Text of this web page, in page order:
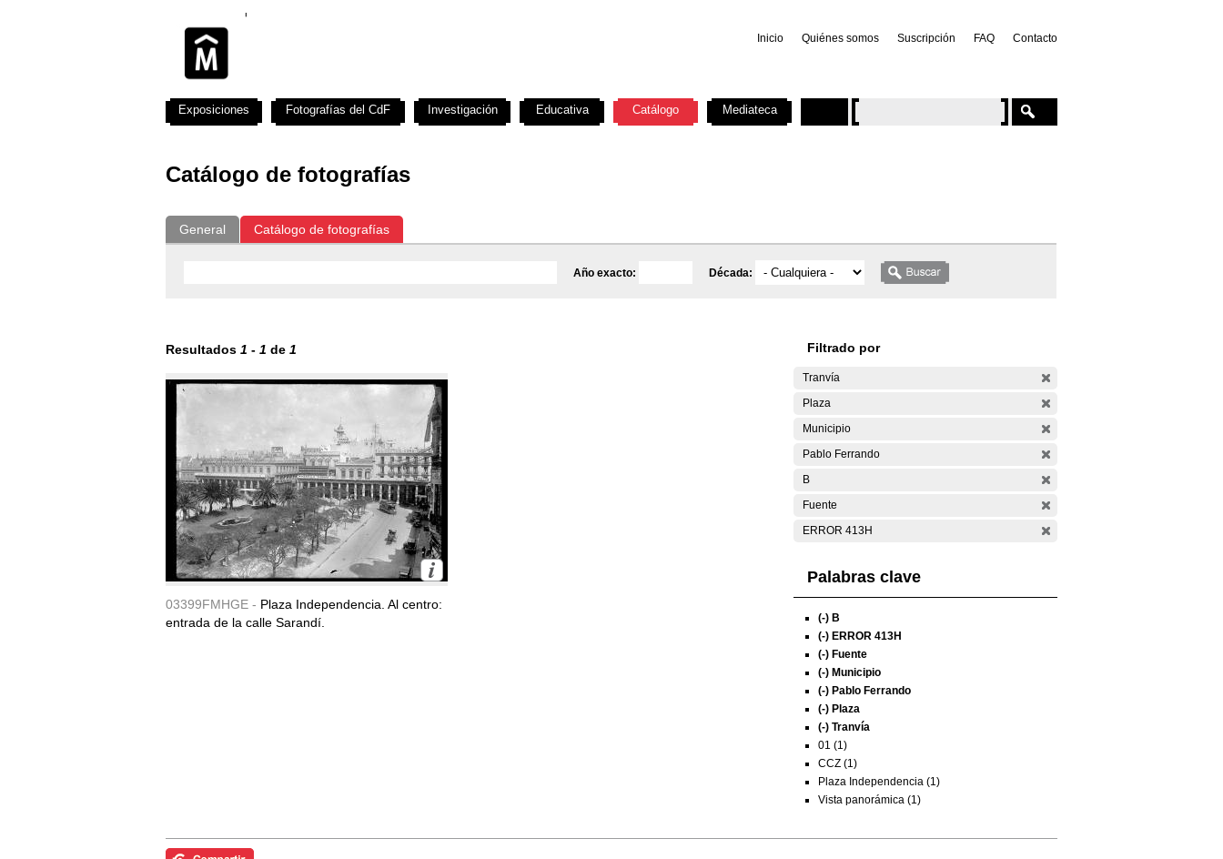
Inicio Quiénes somos Suscripción FAQ Contacto
Catálogo de fotografías
General Catálogo de fotografías
Año exacto: Década:
Resultados 1 - 1 de 1
03399FMHGE - Plaza Independencia. Al centro:
entrada de la calle Sarandí.
Filtrado por
Tranvía
Plaza
Municipio
Pablo Ferrando
B
Fuente
ERROR 413H
Palabras clave
(-) B
(-) ERROR 413H
(-) Fuente
(-) Municipio
(-) Pablo Ferrando
(-) Plaza
(-) Tranvía
01 (1)
CCZ (1)
Plaza Independencia (1)
Vista panorámica (1)
Exposiciones Fotografías del CdF Investigación Educativa Catálogo Mediateca